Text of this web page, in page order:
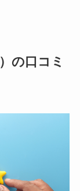
の口コミ